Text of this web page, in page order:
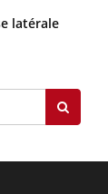
latérale